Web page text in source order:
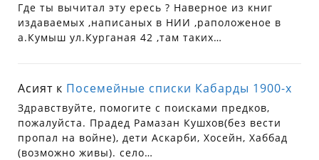
Где ты вычитал эту ересь ? Наверное из книг
издаваемых ,написаных в НИИ ,раположеное в
а.Кумыш ул.Курганая 42 ,там таких…
Асият к Посемейные списки Кабарды 1900-х
Здравствуйте, помогите с поисками предков,
пожалуйста. Прадед Рамазан Кушхов(без вести
пропал на войне), дети Аскарби, Хосейн, Хаббад
(возможно живы). село…